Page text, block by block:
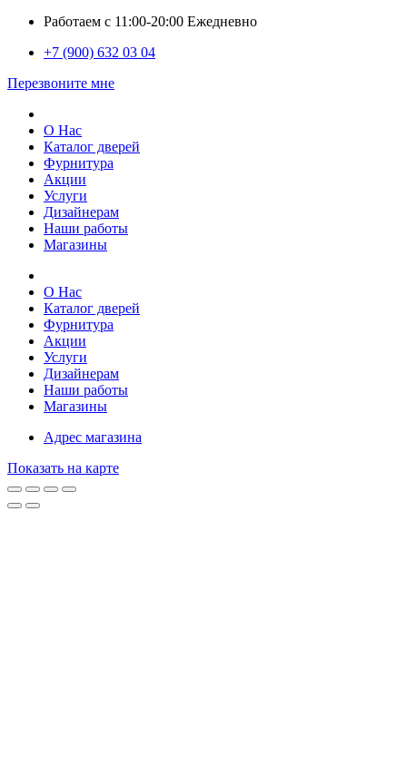
Работаем с 11:00-20:00 Ежедневно
+7 (900) 632 03 04
Перезвоните мне
О Нас
Каталог дверей
Фурнитура
Акции
Услуги
Дизайнерам
Наши работы
Магазины
О Нас
Каталог дверей
Фурнитура
Акции
Услуги
Дизайнерам
Наши работы
Магазины
Адрес магазина
Показать на карте